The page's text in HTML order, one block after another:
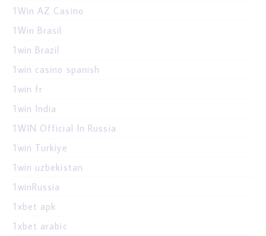
1Win AZ Casino
1Win Brasil
1win Brazil
1win casino spanish
1win fr
1win India
1WIN Official In Russia
1win Turkiye
1win uzbekistan
1winRussia
1xbet apk
1xbet arabic